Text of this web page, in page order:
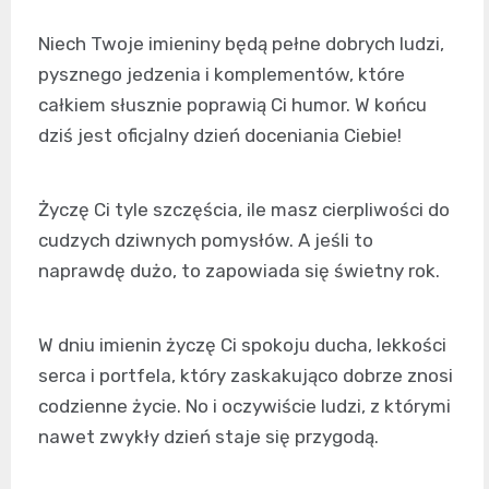
Niech Twoje imieniny będą pełne dobrych ludzi,
pysznego jedzenia i komplementów, które
całkiem słusznie poprawią Ci humor. W końcu
dziś jest oficjalny dzień doceniania Ciebie!
Życzę Ci tyle szczęścia, ile masz cierpliwości do
cudzych dziwnych pomysłów. A jeśli to
naprawdę dużo, to zapowiada się świetny rok.
W dniu imienin życzę Ci spokoju ducha, lekkości
serca i portfela, który zaskakująco dobrze znosi
codzienne życie. No i oczywiście ludzi, z którymi
nawet zwykły dzień staje się przygodą.